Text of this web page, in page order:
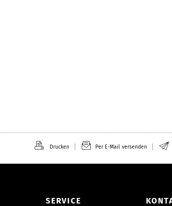
Drucken Per E-Mail versenden
SERVICE